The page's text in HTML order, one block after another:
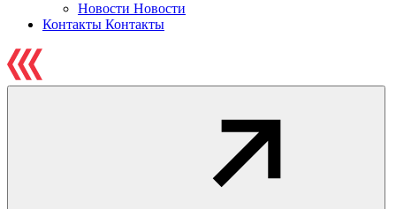
Новости Новости
Контакты Контакты